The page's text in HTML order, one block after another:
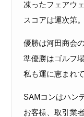
凍ったフェアウ
スコアは運次第。
優勝は河田商会
準優勝はゴルフ
私も運に恵まれ
SAMコンはハン
お客様、取引業